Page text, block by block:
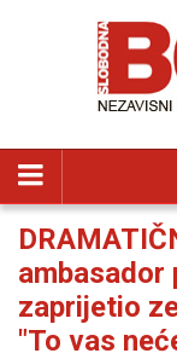
ambasador
zaprijetio
"To vas